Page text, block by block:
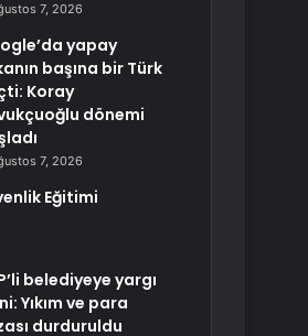
7, 2026
yapay
başına bir Türk
Koray
dönemi
7, 2026
Eğitimi
belediyeye yargı
Yıkım ve para
durduruldu